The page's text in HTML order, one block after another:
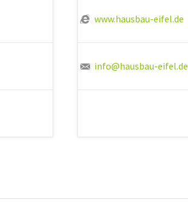
www.hausbau-eifel.de
info@hausbau-eifel.de